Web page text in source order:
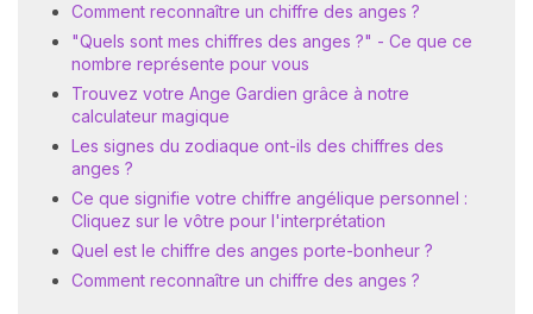
Comment reconnaître un chiffre des anges ?
"Quels sont mes chiffres des anges ?" - Ce que ce
nombre représente pour vous
Trouvez votre Ange Gardien grâce à notre
calculateur magique
Les signes du zodiaque ont-ils des chiffres des
anges ?
Ce que signifie votre chiffre angélique personnel :
Cliquez sur le vôtre pour l'interprétation
Quel est le chiffre des anges porte-bonheur ?
Comment reconnaître un chiffre des anges ?